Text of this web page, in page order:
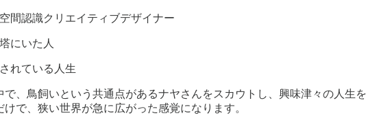
間認識クリエイティブデザイナー
にいた人
れている人生
で、鳥飼いという共通点があるナヤさんをスカウトし、興味津々の人
で、狭い世界が急に広がった感覚になります。